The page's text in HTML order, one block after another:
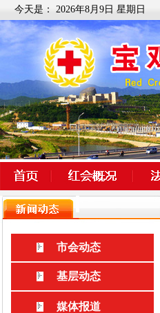
今天是： 2026年8月9日 星期日
市会动态
基层动态
媒体报道